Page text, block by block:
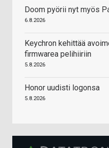
Doom pyörii nyt myös
6.8.2026
Keychron kehittää
firmwarea pelihiiriin
5.8.2026
Honor uudisti logonsa
5.8.2026